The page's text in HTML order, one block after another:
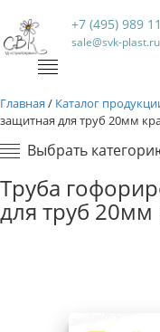
+7 (495) 989
sale@svk-plast.ru
Главная / Каталог
защитная для труб 20мм
Выбрать
Труба
для труб 20мм